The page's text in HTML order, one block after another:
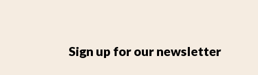
Sign up for our newsletter